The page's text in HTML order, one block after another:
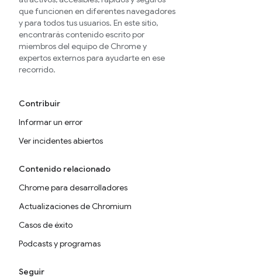
que funcionen en diferentes navegadores
y para todos tus usuarios. En este sitio,
encontrarás contenido escrito por
miembros del equipo de Chrome y
expertos externos para ayudarte en ese
recorrido.
Contribuir
Informar un error
Ver incidentes abiertos
Contenido relacionado
Chrome para desarrolladores
Actualizaciones de Chromium
Casos de éxito
Podcasts y programas
Seguir